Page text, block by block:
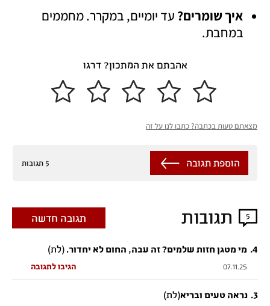
איך שומרים?
במחבת.
אהבתם את המתכון? דרגו
מצאתם טעות בכתבה? כתבו לנו על זה
5 תגובות הוספת תגובה
5 תגובות תגובה חדשה
4
. מי מטגן חזות שלמים? זה עבה, החום לא יחדור. (לת)
07.11.25 הגיבו לתגובה
3
. נראה טעים ובריא(לת)